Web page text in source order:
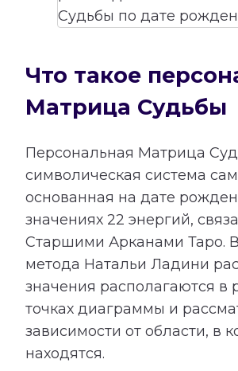
Что такое
Матрица Судьбы
Персональная Матрица
символическая система
основанная на дате
значениях 22 энергий,
Старшими Арканами Таро.
метода Натальи Ладини
значения располагаются в
точках диаграммы и
зависимости от области, в
находятся.